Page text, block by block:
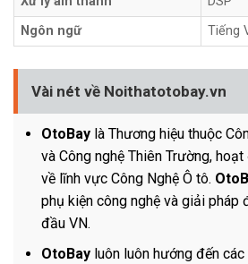
Ngôn ngữ
Tiếng
Vài nét về Noithatotobay.vn
OtoBaylà Thương hiệu thuộc
và Công nghệ Thiên Trường,
về lĩnh vực Công Nghệ Ô tô.
phụ kiện công nghệ và giải pháp
đầu VN.
OtoBayluôn luôn hướng đến